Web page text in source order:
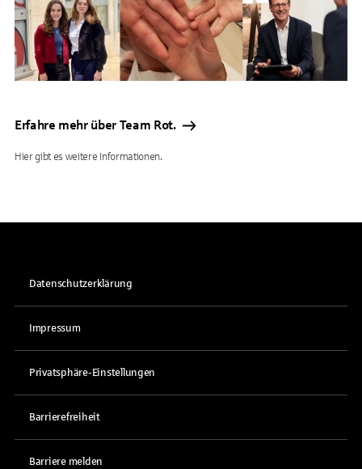
Erfahre mehr über Team Rot.
Hier gibt es weitere Informationen.
Datenschutzerklärung
Impressum
Privatsphäre-Einstellungen
Barrierefreiheit
Barriere melden